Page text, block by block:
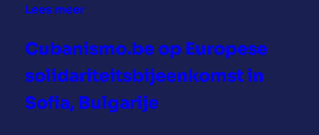
l
d
r
i
r
o
e
Lees meer:
u
a
n
Cubanismo.be op Europese
solidariteitsbijeenkomst in
Sofia, Bulgarije